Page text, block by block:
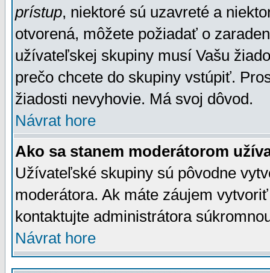
prístup, niektoré sú uzavreté a
otvorená, môžete požiadať o
užívateľskej skupiny musí Vašu
prečo chcete do skupiny vstúpiť.
žiadosti nevyhovie. Má svoj dôvod.
Návrat hore
Ako sa stanem moderátorom
Užívateľské skupiny sú pôvodne
moderátora. Ak máte záujem
kontaktujte administrátora
Návrat hore